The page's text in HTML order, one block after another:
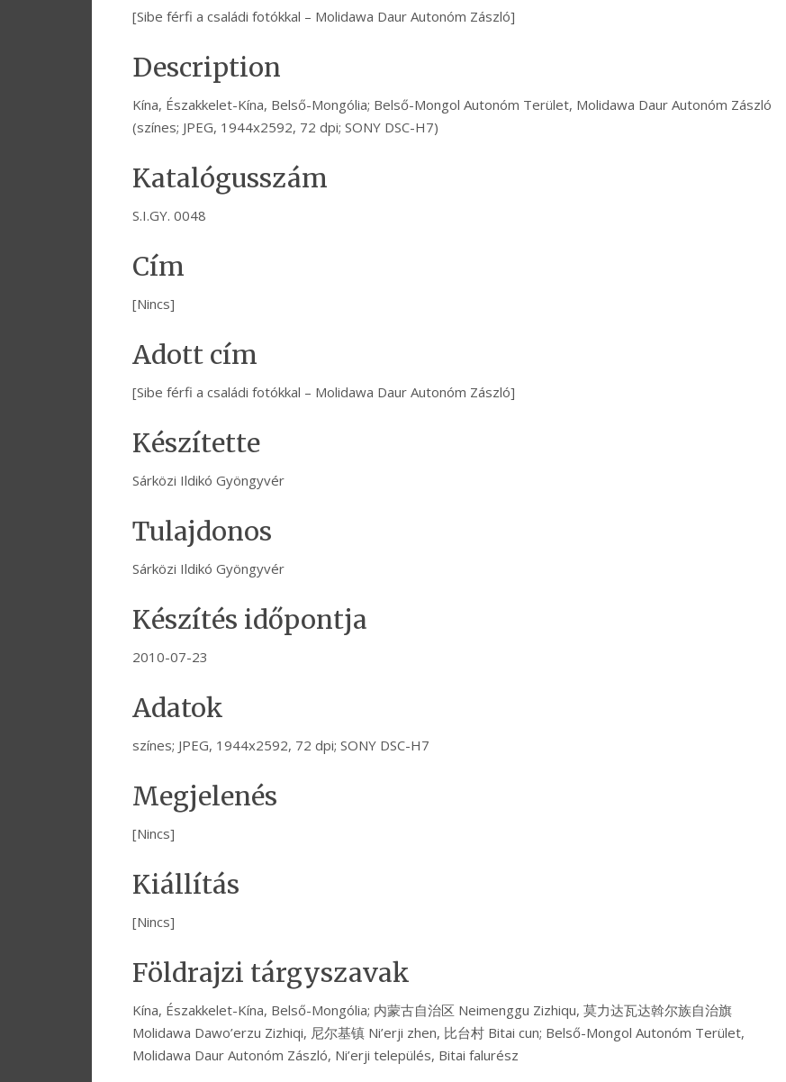
[Sibe férfi a családi fotókkal – Molidawa Daur Autonóm Zászló]
Description
Kína, Északkelet-Kína, Belső-Mongólia; Belső-Mongol Autonóm Terület, Molidawa Daur Autonóm Zászló
(színes; JPEG, 1944x2592, 72 dpi; SONY DSC-H7)
Katalógusszám
S.I.GY. 0048
Cím
[Nincs]
Adott cím
[Sibe férfi a családi fotókkal – Molidawa Daur Autonóm Zászló]
Készítette
Sárközi Ildikó Gyöngyvér
Tulajdonos
Sárközi Ildikó Gyöngyvér
Készítés időpontja
2010-07-23
Adatok
színes; JPEG, 1944x2592, 72 dpi; SONY DSC-H7
Megjelenés
[Nincs]
Kiállítás
[Nincs]
Földrajzi tárgyszavak
Kína, Északkelet-Kína, Belső-Mongólia; 内蒙古自治区 Neimenggu Zizhiqu, 莫力达瓦达斡尔族自治旗
Molidawa Dawo’erzu Zizhiqi, 尼尔基镇 Ni’erji zhen, 比台村 Bitai cun; Belső-Mongol Autonóm Terület,
Molidawa Daur Autonóm Zászló, Ni’erji település, Bitai falurész